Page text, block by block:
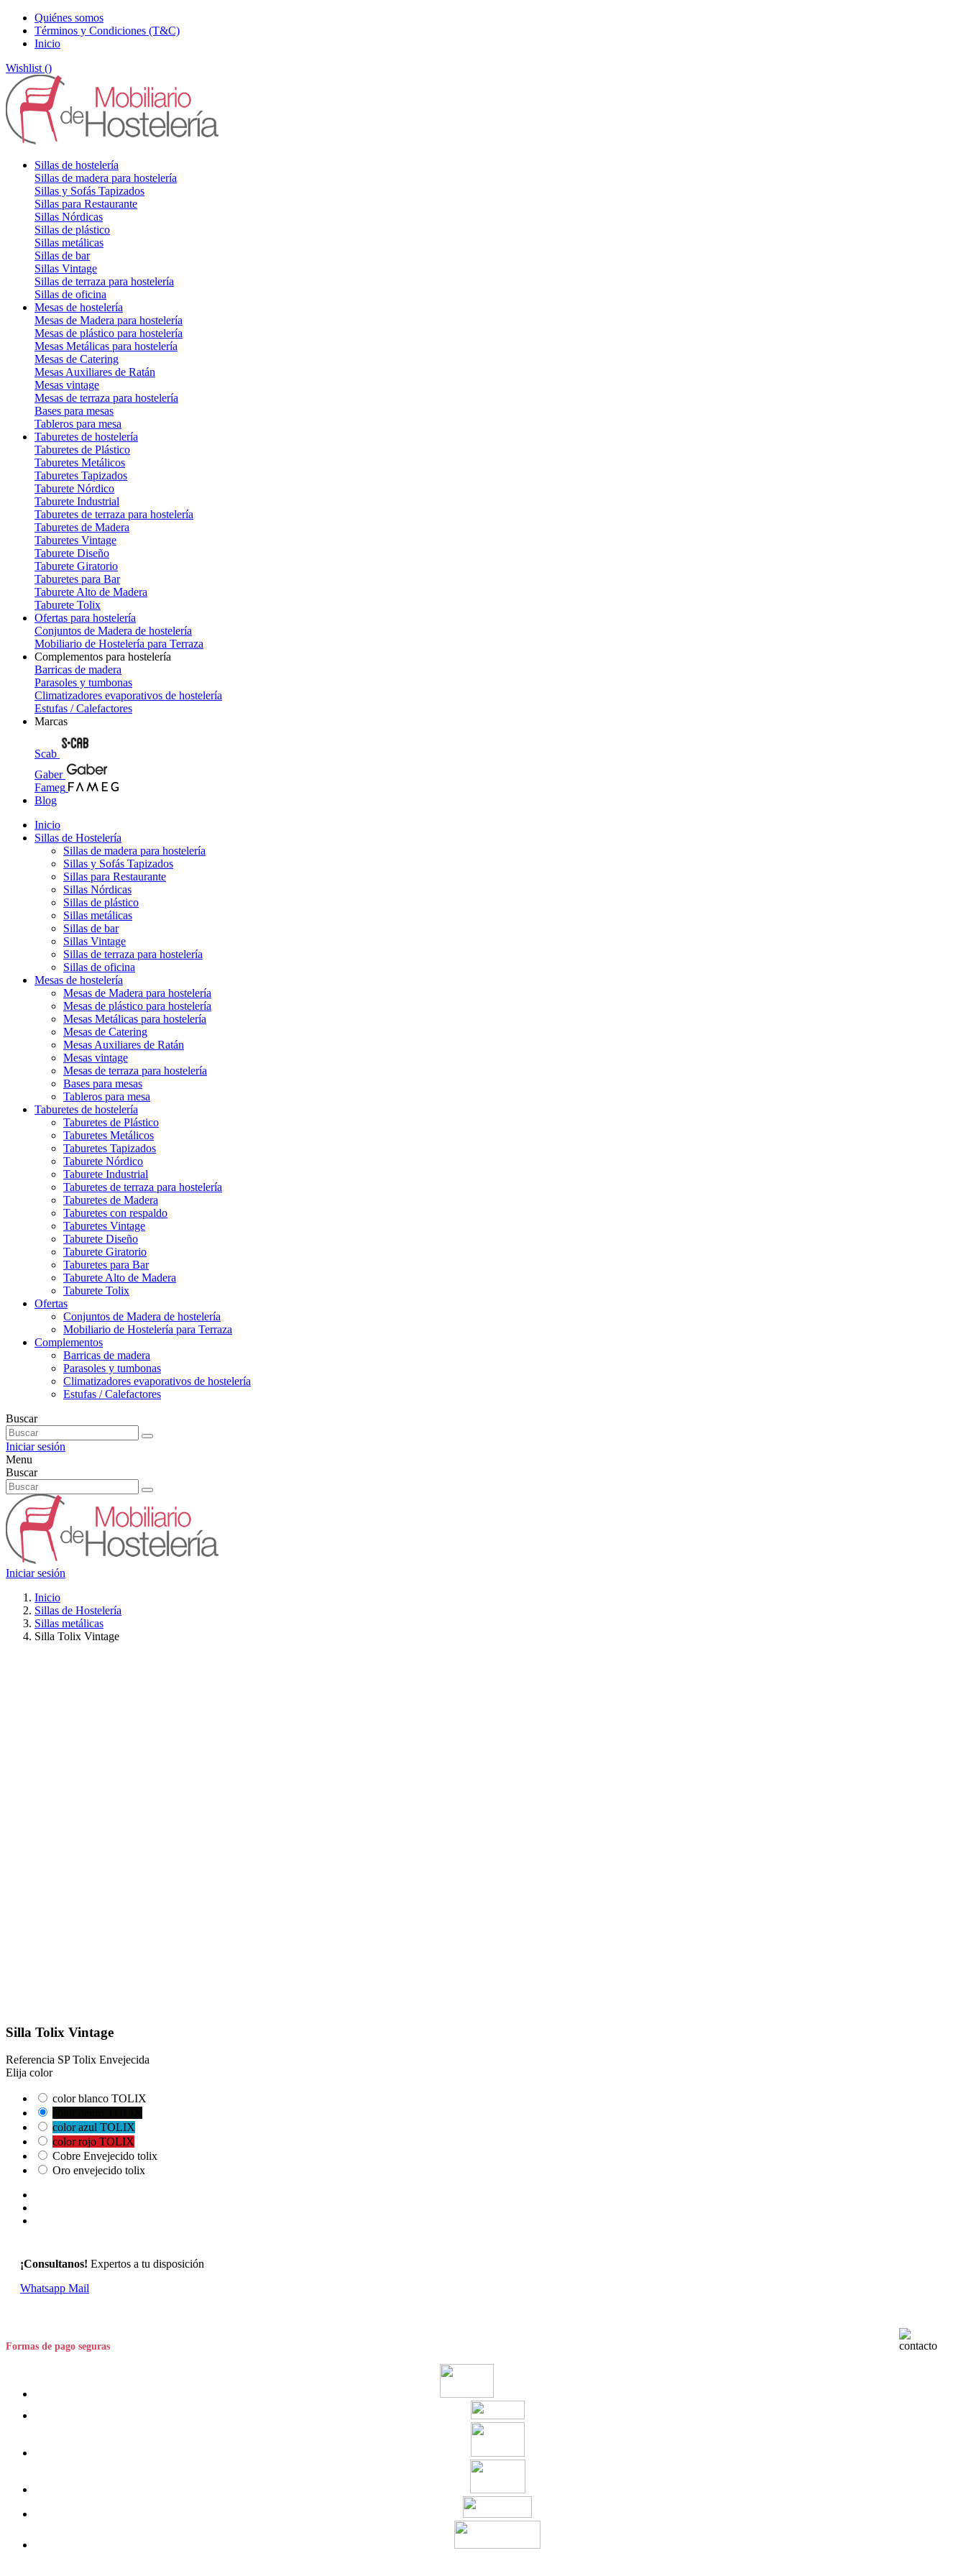
Quiénes somos
Términos y Condiciones (T&C)
Inicio
Wishlist ()
Sillas de hostelería
Sillas de madera para hostelería
Sillas y Sofás Tapizados
Sillas para Restaurante
Sillas Nórdicas
Sillas de plástico
Sillas metálicas
Sillas de bar
Sillas Vintage
Sillas de terraza para hostelería
Sillas de oficina
Mesas de hostelería
Mesas de Madera para hostelería
Mesas de plástico para hostelería
Mesas Metálicas para hostelería
Mesas de Catering
Mesas Auxiliares de Ratán
Mesas vintage
Mesas de terraza para hostelería
Bases para mesas
Tableros para mesa
Taburetes de hostelería
Taburetes de Plástico
Taburetes Metálicos
Taburetes Tapizados
Taburete Nórdico
Taburete Industrial
Taburetes de terraza para hostelería
Taburetes de Madera
Taburetes Vintage
Taburete Diseño
Taburete Giratorio
Taburetes para Bar
Taburete Alto de Madera
Taburete Tolix
Ofertas para hostelería
Conjuntos de Madera de hostelería
Mobiliario de Hostelería para Terraza
Complementos para hostelería
Barricas de madera
Parasoles y tumbonas
Climatizadores evaporativos de hostelería
Estufas / Calefactores
Marcas
Scab
Gaber
Fameg
Blog
Inicio
Sillas de Hostelería
Sillas de madera para hostelería
Sillas y Sofás Tapizados
Sillas para Restaurante
Sillas Nórdicas
Sillas de plástico
Sillas metálicas
Sillas de bar
Sillas Vintage
Sillas de terraza para hostelería
Sillas de oficina
Mesas de hostelería
Mesas de Madera para hostelería
Mesas de plástico para hostelería
Mesas Metálicas para hostelería
Mesas de Catering
Mesas Auxiliares de Ratán
Mesas vintage
Mesas de terraza para hostelería
Bases para mesas
Tableros para mesa
Taburetes de hostelería
Taburetes de Plástico
Taburetes Metálicos
Taburetes Tapizados
Taburete Nórdico
Taburete Industrial
Taburetes de terraza para hostelería
Taburetes de Madera
Taburetes con respaldo
Taburetes Vintage
Taburete Diseño
Taburete Giratorio
Taburetes para Bar
Taburete Alto de Madera
Taburete Tolix
Ofertas
Conjuntos de Madera de hostelería
Mobiliario de Hostelería para Terraza
Complementos
Barricas de madera
Parasoles y tumbonas
Climatizadores evaporativos de hostelería
Estufas / Calefactores
Buscar
Iniciar sesión
Menu
Buscar
Iniciar sesión
Inicio
Sillas de Hostelería
Sillas metálicas
Silla Tolix Vintage
Silla Tolix Vintage
Referencia SP Tolix Envejecida
Elija color
color blanco TOLIX
color azul TOLIX
color rojo TOLIX
Cobre Envejecido tolix
Oro envejecido tolix
¡Consultanos! Expertos a tu disposición
Whatsapp Mail
Formas de pago seguras